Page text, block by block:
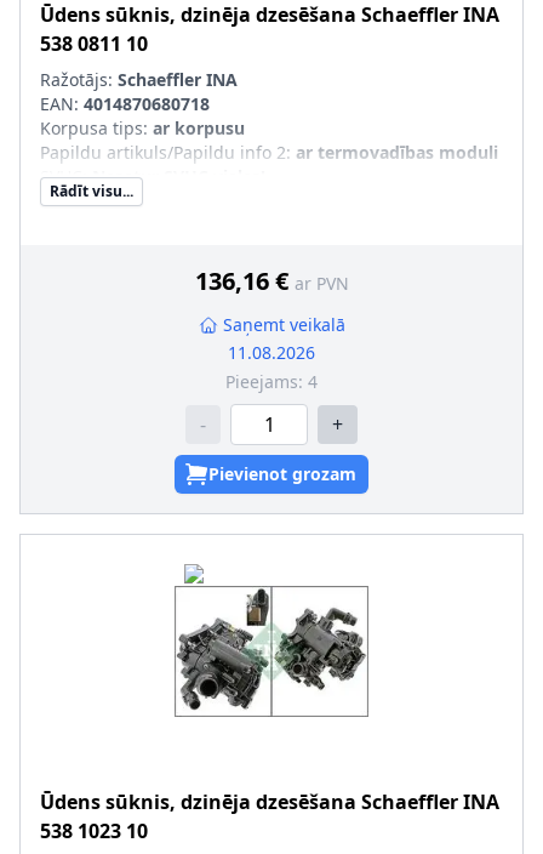
Ūdens sūknis, dzinēja dzesēšana Schaeffler INA
538 0811 10
Ražotājs: Schaeffler INA
EAN: 4014870680718
Korpusa tips: ar korpusu
Papildu artikuls/Papildu info 2: ar termovadības moduli
SVHC:Nesatur SVHC vielas!
Rādīt visu...
136,16 € ar PVN
Saņemt veikalā
11.08.2026
Pieejams: 4
- +
Pievienot grozam
Ūdens sūknis, dzinēja dzesēšana Schaeffler INA
538 1023 10